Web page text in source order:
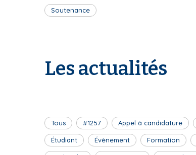
Soutenance
Les actualités
Tous #1257 Appel à candidature
Étudiant Évènement Formation